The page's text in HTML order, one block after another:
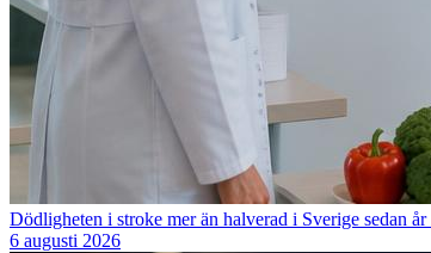
Dödligheten i stroke mer än halverad i Sverige sedan år
6 augusti 2026